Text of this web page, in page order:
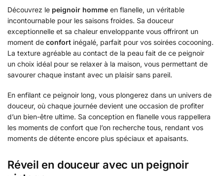
Découvrez le peignoir homme en flanelle, un véritable
incontournable pour les saisons froides. Sa douceur
exceptionnelle et sa chaleur enveloppante vous offriront un
moment de confort inégalé, parfait pour vos soirées cocooning.
La texture agréable au contact de la peau fait de ce peignoir
un choix idéal pour se relaxer à la maison, vous permettant de
savourer chaque instant avec un plaisir sans pareil.
En enfilant ce peignoir long, vous plongerez dans un univers de
douceur, où chaque journée devient une occasion de profiter
d’un bien-être ultime. Sa conception en flanelle vous rappellera
les moments de confort que l’on recherche tous, rendant vos
moments de détente encore plus spéciaux et apaisants.
Réveil en douceur avec un peignoir